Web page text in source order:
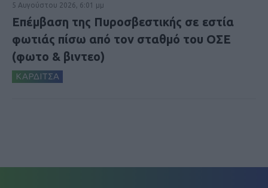
5 Αυγούστου 2026, 6:01 μμ
Επέμβαση της Πυροσβεστικής σε εστία
φωτιάς πίσω από τον σταθμό του ΟΣΕ
(φωτο & βιντεο)
ΚΑΡΔΙΤΣΑ